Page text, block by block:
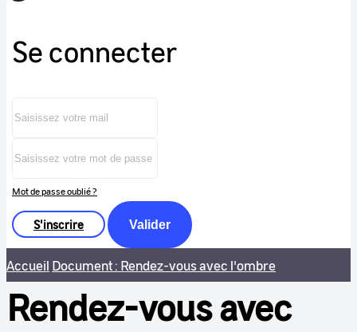
Se connecter
Mot de passe oublié ?
S'inscrire Valider
Accueil Document : Rendez-vous avec l'ombre
Rendez-vous avec